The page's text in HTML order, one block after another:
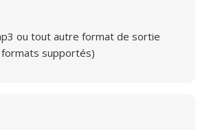
ou tout autre format de sortie
supportés)